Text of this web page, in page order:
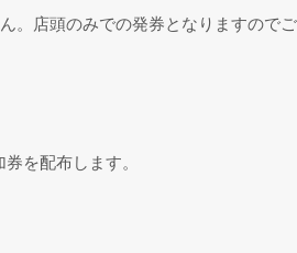
店頭のみでの発券となりますのでご
を配布します。